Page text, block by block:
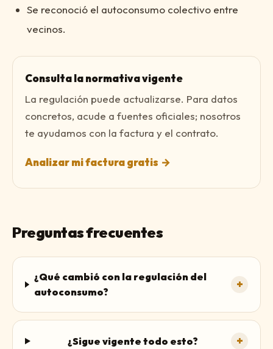
Se reconoció el autoconsumo colectivo entre
vecinos.
Consulta la normativa vigente
La regulación puede actualizarse. Para datos
concretos, acude a fuentes oficiales; nosotros
te ayudamos con la factura y el contrato.
Analizar mi factura gratis →
Preguntas frecuentes
¿Qué cambió con la regulación del
autoconsumo?
+
¿Sigue vigente todo esto? +